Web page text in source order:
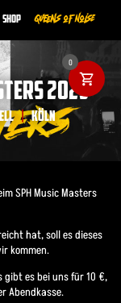
Shop Queens of Noise
2023
|KÖLN
SPH Music Masters
hat, soll es dieses
kommen.
gibt es bei uns für 10 €,
Abendkasse.
0